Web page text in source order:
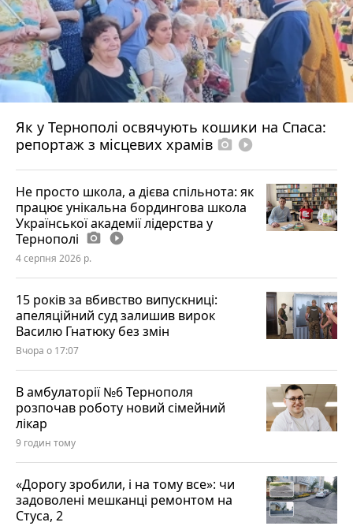
Як у Тернополі освячують кошики на Спаса:
репортаж з місцевих храмів photo_camera play_circle_filled
Не просто школа, а дієва спільнота: як
працює унікальна бордингова школа
Української академії лідерства у
Тернополі photo_camera play_circle_filled
4 серпня 2026 р.
15 років за вбивство випускниці:
апеляційний суд залишив вирок
Василю Гнатюку без змін
Вчора о 17:07
В амбулаторії №6 Тернополя
розпочав роботу новий сімейний
лікар
9 годин тому
«Дорогу зробили, і на тому все»: чи
задоволені мешканці ремонтом на
Стуса, 2